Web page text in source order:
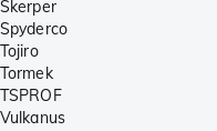
Skerper
Spyderco
Tojiro
Tormek
TSPROF
Vulkanus